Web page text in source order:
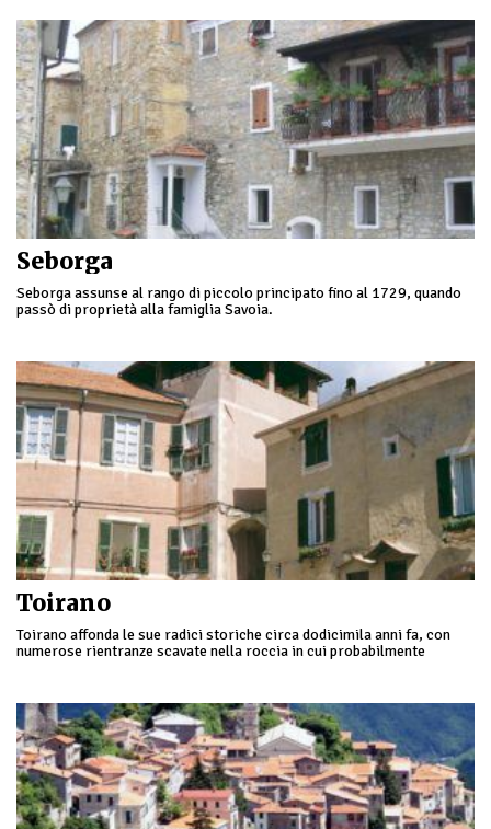
Seborga
Seborga assunse al rango di piccolo principato fino al 1729, quando
passò di proprietà alla famiglia Savoia.
Toirano
Toirano affonda le sue radici storiche circa dodicimila anni fa, con
numerose rientranze scavate nella roccia in cui probabilmente